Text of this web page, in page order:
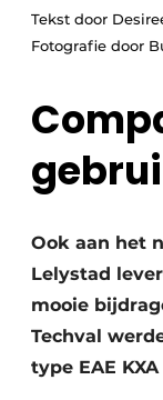
Vacature
Video’s
Tekst door
Fotografie door
Ook aan het
Lelystad
mooie
Techval
type EAE